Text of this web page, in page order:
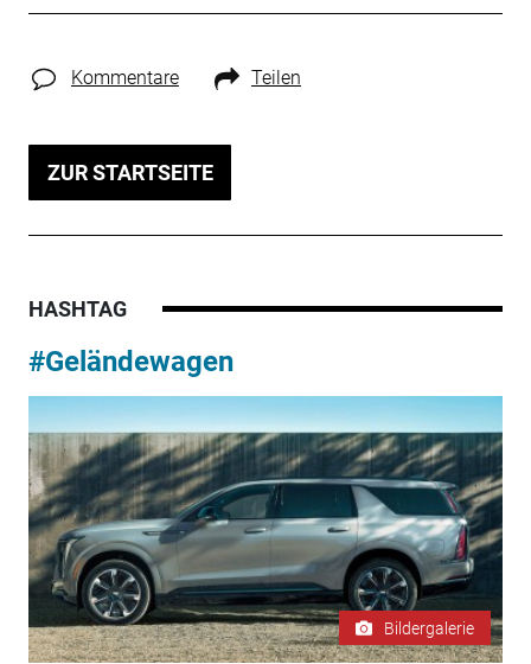
Kommentare Teilen
ZUR STARTSEITE
HASHTAG
#Geländewagen
Bildergalerie